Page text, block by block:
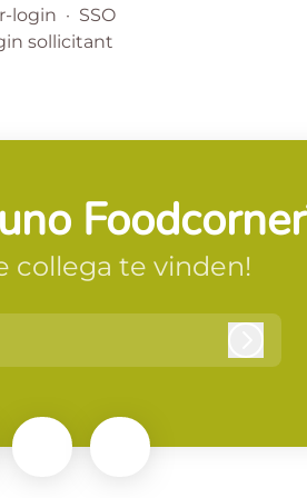
login · SSO
sollicitant
collega te vinden!